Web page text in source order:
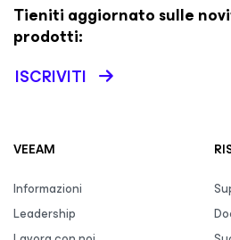
Tieniti aggiornato sulle
prodotti:
ISCRIVITI
VEEAM
Informazioni
Leadership